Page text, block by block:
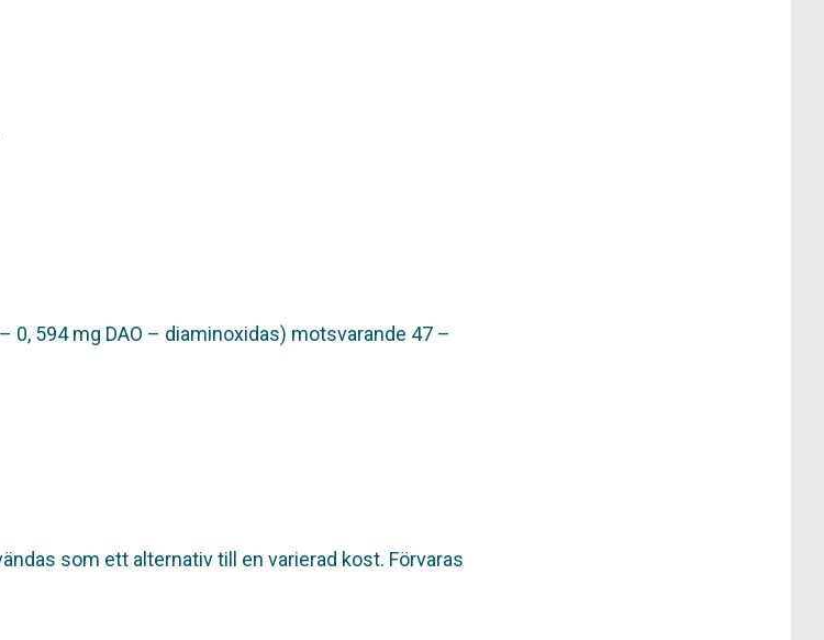
594 mg DAO – diaminoxidas) motsvarande 47 –
som ett alternativ till en varierad kost. Förvaras